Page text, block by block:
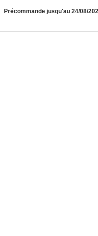
Précommande jusqu'au 24/08/